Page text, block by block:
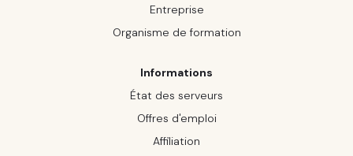
Entreprise
Organisme de formation
Informations
État des serveurs
Offres d'emploi
Affiliation